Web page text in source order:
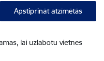
Apstiprināt atzīmētās
lai uzlabotu vietnes